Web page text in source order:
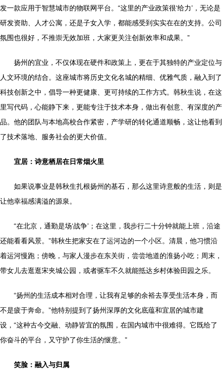
发一款应用于智慧城市的物联网平台。“这里的产业政策很‘给力’，无论是
研发资助、人才公寓，还是子女入学，都能感受到实实在在的支持。公司
氛围也很好，不推崇无效加班，大家更关注创新效率和成果。”
扬州的宜业，不仅体现在硬件和政策上，更在于其独特的产业定位与
人文环境的结合。这座城市将历史文化名城的精细、优雅气质，融入到了
科技创新之中，倡导一种更健康、更可持续的工作方式。韩秋生说，在这
里写代码，心能静下来，更能专注于技术本身，做出有创意、有深度的产
品。他的团队与本地高校合作紧密，产学研的转化通道顺畅，这让他看到
了技术落地、服务社会的更大价值。
宜居：诗意栖居在日常烟火里
如果说事业是韩秋生扎根扬州的基石，那么这里诗意般的生活，则是
让他幸福感满溢的源泉。
“在北京，通勤是场‘战争’；在这里，我步行二十分钟就能上班，沿途
还能看看风景。”韩秋生把家安在了运河边的一个小区。清晨，他习惯沿
着运河慢跑；傍晚，与家人漫步在东关街，尝尝地道的淮扬小吃；周末，
带女儿去逛逛宋夹城公园，或者驱车不久就能抵达乡村体验田园之乐。
“扬州的生活成本相对合理，让我有足够的余裕去享受生活本身，而
不是疲于奔命。”他特别提到了扬州深厚的文化底蕴和宜居的城市建
设，“这种古今交融、动静皆宜的氛围，在国内城市中很难得。它既给了
你奋斗的平台，又守护了你生活的惬意。”
笑脸：融入与归属